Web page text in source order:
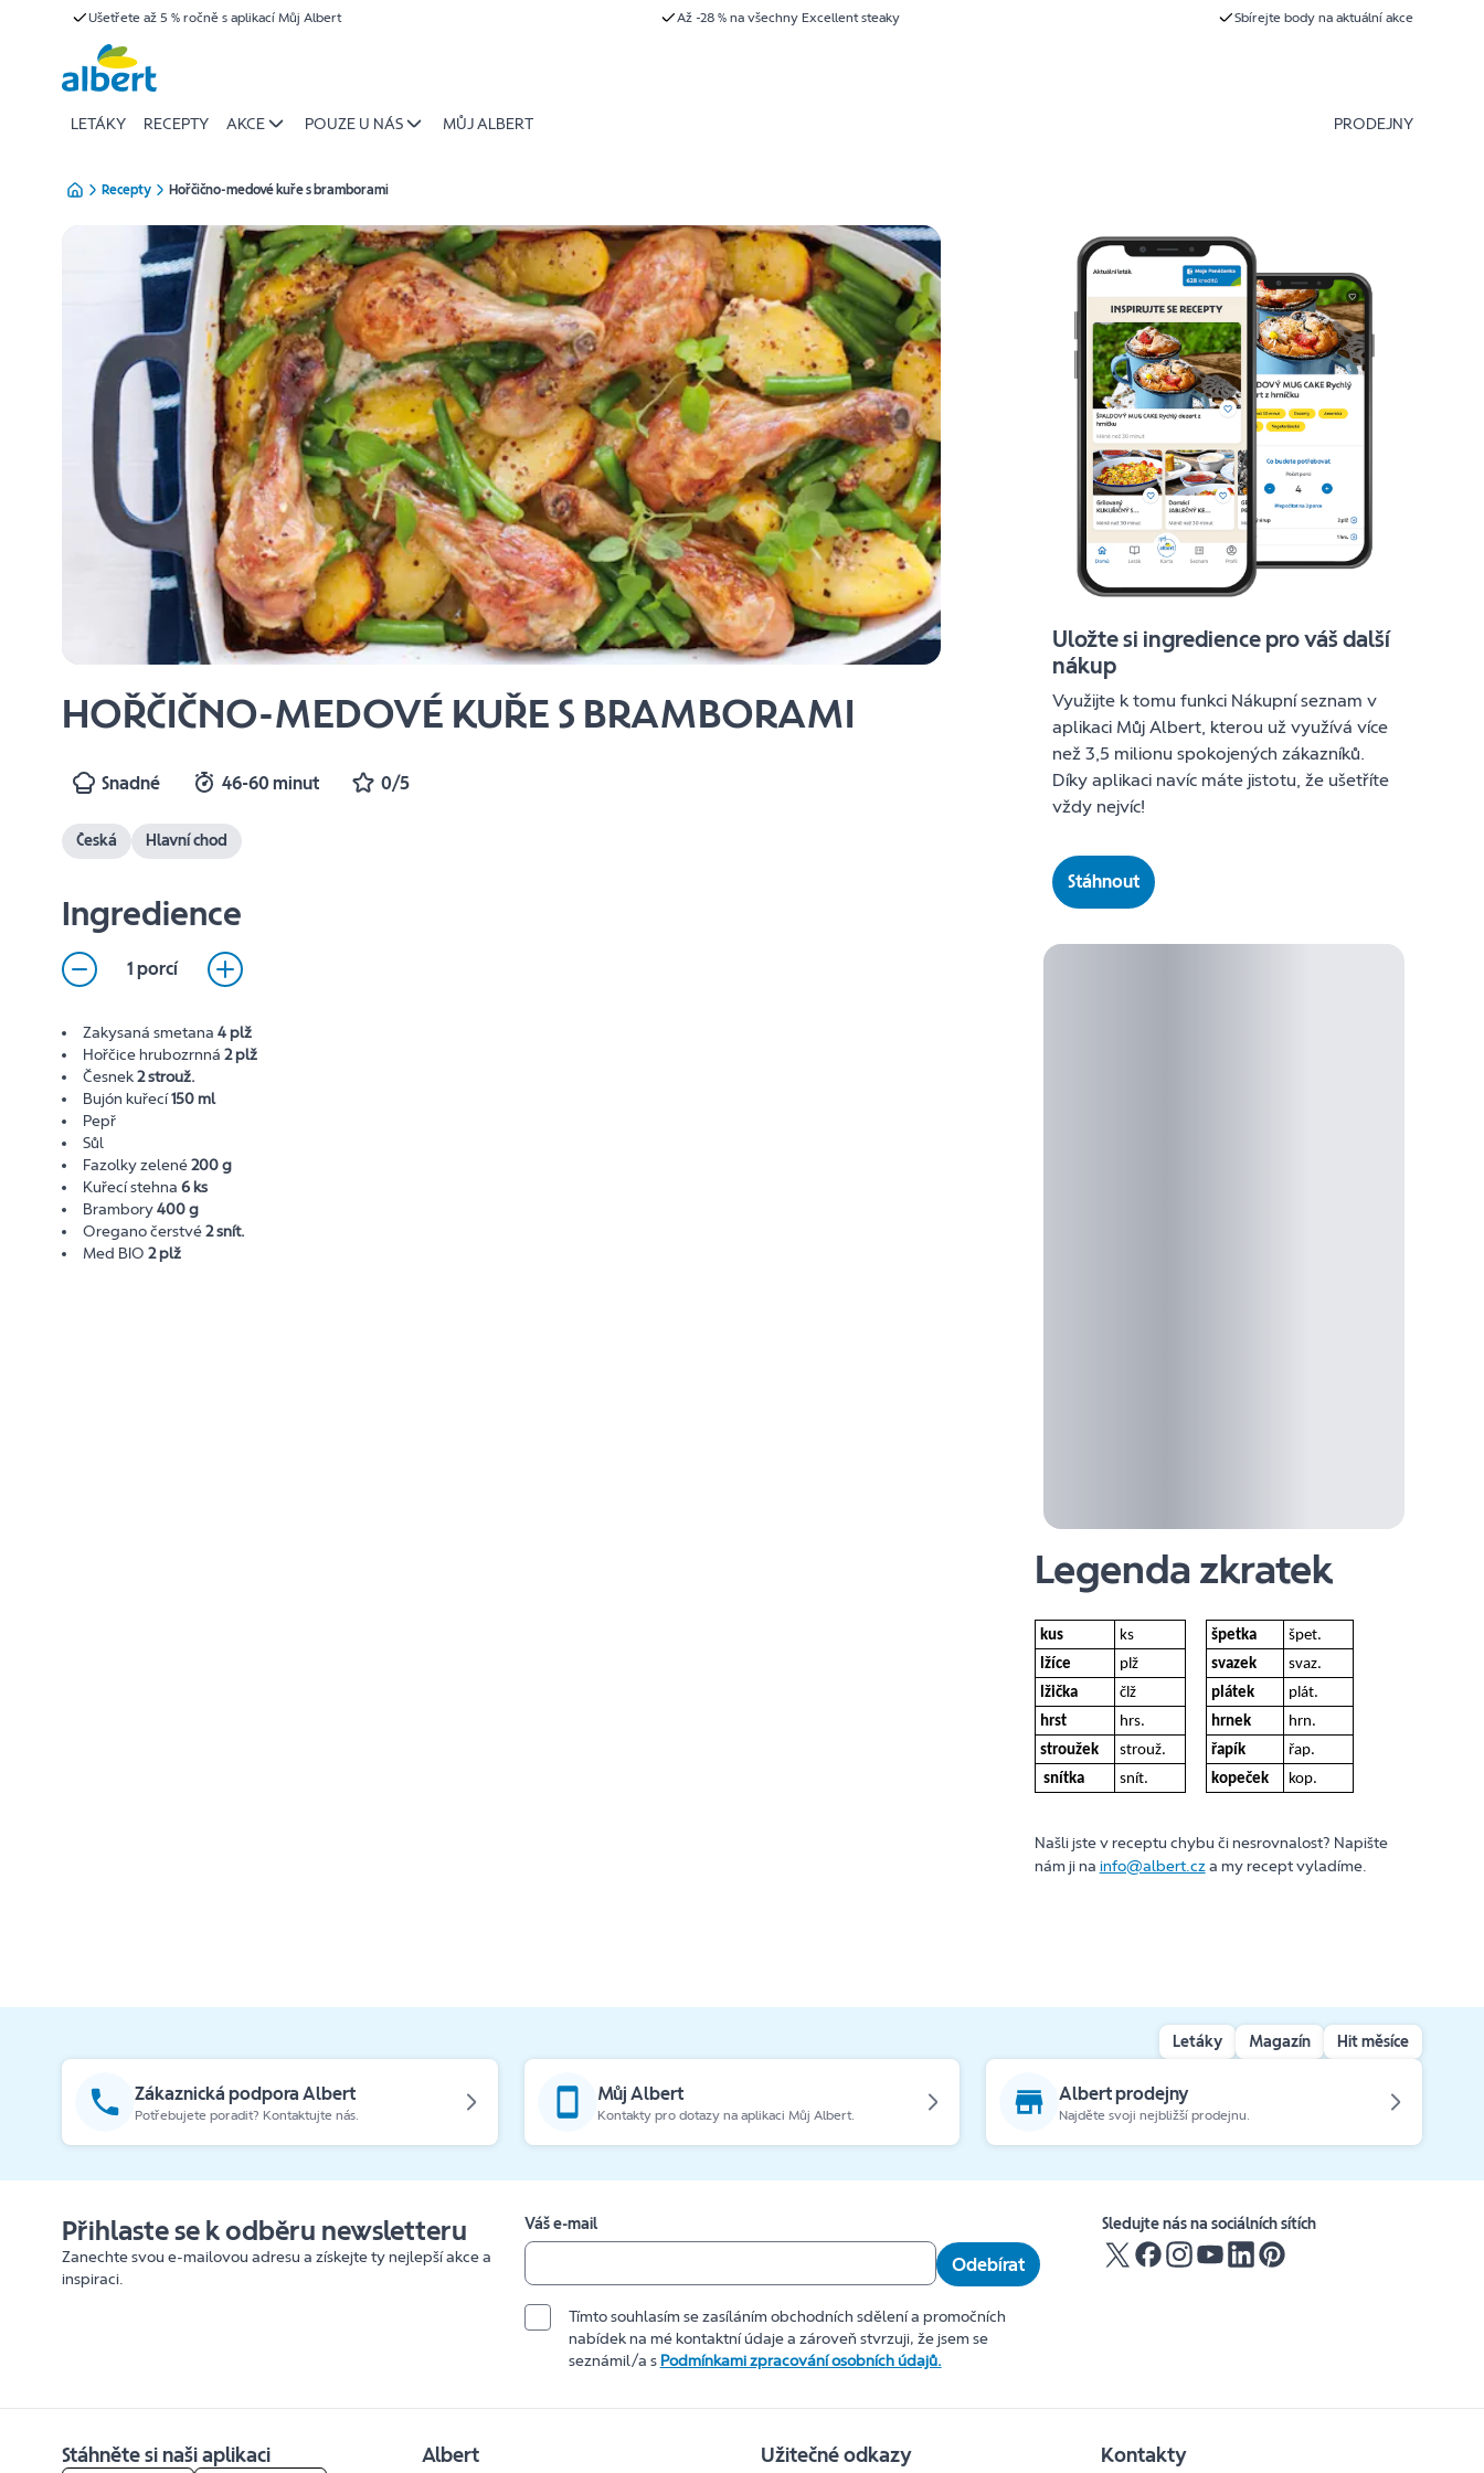
Ušetřete až 5 % ročně s aplikací Můj Albert Až -28 % na všechny Excellent steaky Sbírejte body na aktuální akce
LETÁKY RECEPTY AKCE POUZE U NÁS MŮJ ALBERT PRODEJNY
Recepty Hořčično-medové kuře s bramborami
HOŘČIČNO-MEDOVÉ KUŘE S BRAMBORAMI
Snadné 46-60 minut 0/5
Česká Hlavní chod
Ingredience
1 porcí
Zakysaná smetana4 plž
Hořčice hrubozrnná2 plž
Česnek2 strouž.
Bujón kuřecí150 ml
Pepř
Sůl
Fazolky zelené200 g
Kuřecí stehna6 ks
Brambory400 g
Oregano čerstvé2 snít.
Med BIO2 plž
Uložte si ingredience pro váš další
nákup
Využijte k tomu funkci Nákupní seznam v
aplikaci Můj Albert, kterou už využívá více
než 3,5 milionu spokojených zákazníků.
Díky aplikaci navíc máte jistotu, že ušetříte
vždy nejvíc!
Stáhnout
Legenda zkratek
kus ks špetka
špet.
lžíce
plž svazek
svaz.
lžička
člž plátek
plát.
hrst
hrs. hrnek
hrn.
stroužek
strouž. řapík
řap.
snítka
snít. kopeček kop.
Našli jste v receptu chybu či nesrovnalost? Napište
nám ji na info@albert.cza my recept vyladíme.
Letáky Magazín Hit měsíce
Zákaznická podpora Albert
Potřebujete poradit? Kontaktujte nás.
Můj Albert
Kontakty pro dotazy na aplikaci Můj Albert.
Albert prodejny
Najděte svoji nejbližší prodejnu.
Přihlaste se k odběru newsletteru
Zanechte svou e-mailovou adresu a získejte ty nejlepší akce a
inspiraci.
Váš e-mail
Odebírat
Tímto souhlasím se zasíláním obchodních sdělení a promočních
nabídek na mé kontaktní údaje a zároveň stvrzuji, že jsem se
seznámil/a s Podmínkami zpracování osobních údajů.
Sledujte nás na sociálních sítích
Stáhněte si naši aplikaci Albert Užitečné odkazy Kontakty